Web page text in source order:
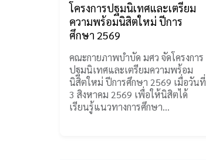
โครงการปฐมนิเทศและเตรียม
ความพร้อมนิสิตใหม่ ปีการ
ศึกษา 2569
คณะกายภาพบำบัด มศว จัดโครงการ
ปฐมนิเทศและเตรียมความพร้อม
นิสิตใหม่ ปีการศึกษา 2569 เมื่อวันที่
3 สิงหาคม 2569 เพื่อให้นิสิตได้
เรียนรู้แนวทางการศึกษา…